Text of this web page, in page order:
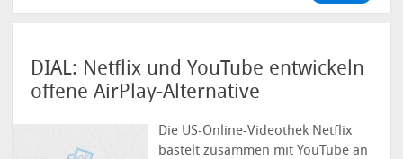
DIAL: Netflix und YouTube entwickeln
offene AirPlay-Alternative
Die US-Online-Videothek Netflix
bastelt zusammen mit YouTube an